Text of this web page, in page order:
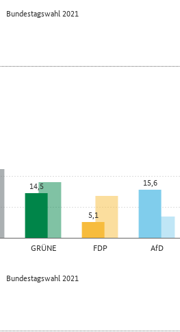
Bundestagswahl 2021
GRÜNE FDP AfD
14,5
5,1
15,6
Bundestagswahl 2021